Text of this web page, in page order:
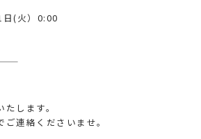
(火）0:00
します。
連絡くださいませ。